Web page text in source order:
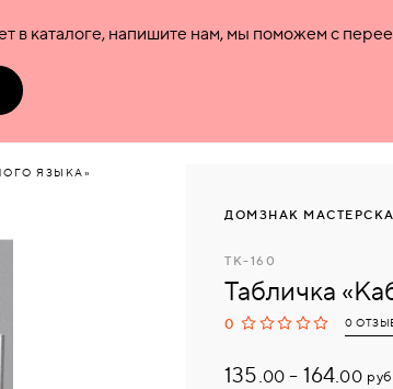
в каталоге, напишите нам, мы поможем с
ЯЗЫКА»
ДОМЗНАК
ТК-160
Табличка
0 0
135.00 - 164.00руб